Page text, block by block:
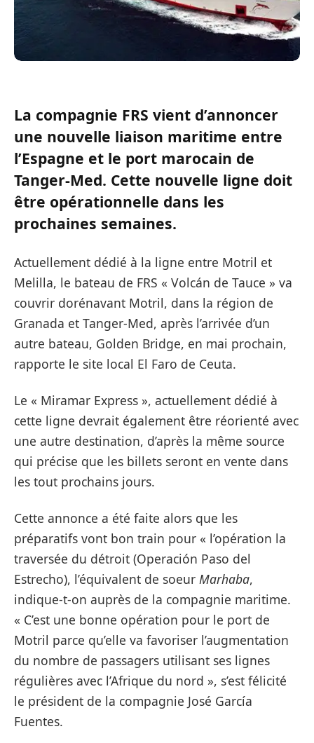
La compagnie FRS vient d’annoncer
une nouvelle liaison maritime entre
l’Espagne et le port marocain de
Tanger-Med. Cette nouvelle ligne doit
être opérationnelle dans les
prochaines semaines.
Actuellement dédié à la ligne entre Motril et
Melilla, le bateau de FRS « Volcán de Tauce » va
couvrir dorénavant Motril, dans la région de
Granada et Tanger-Med, après l’arrivée d’un
autre bateau, Golden Bridge, en mai prochain,
rapporte le site local El Faro de Ceuta.
Le « Miramar Express », actuellement dédié à
cette ligne devrait également être réorienté avec
une autre destination, d’après la même source
qui précise que les billets seront en vente dans
les tout prochains jours.
Cette annonce a été faite alors que les
préparatifs vont bon train pour « l’opération la
traversée du détroit (Operación Paso del
Estrecho), l’équivalent de soeur Marhaba,
indique-t-on auprès de la compagnie maritime.
« C’est une bonne opération pour le port de
Motril parce qu’elle va favoriser l’augmentation
du nombre de passagers utilisant ses lignes
régulières avec l’Afrique du nord », s’est félicité
le président de la compagnie José García
Fuentes.